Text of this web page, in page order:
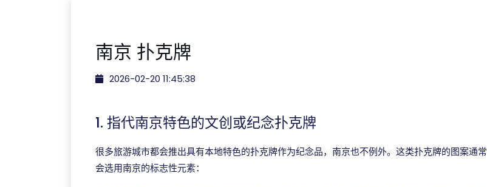
南京 扑克牌
2026-02-20 11:45:38
1. 指代南京特色的文创或纪念扑克牌
很多旅游城市都会推出具有本地特色的扑克牌作为纪念品，南京也不例外。这类扑克牌的图案通常
会选用南京的标志性元素：